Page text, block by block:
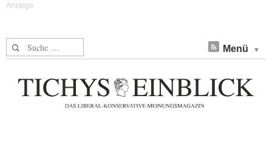
Suche nach: Menü